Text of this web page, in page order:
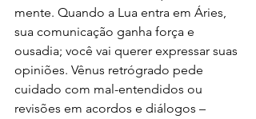
mente. Quando a Lua entra em Áries,
sua comunicação ganha força e
ousadia; você vai querer expressar suas
opiniões. Vênus retrógrado pede
cuidado com mal-entendidos ou
revisões em acordos e diálogos –